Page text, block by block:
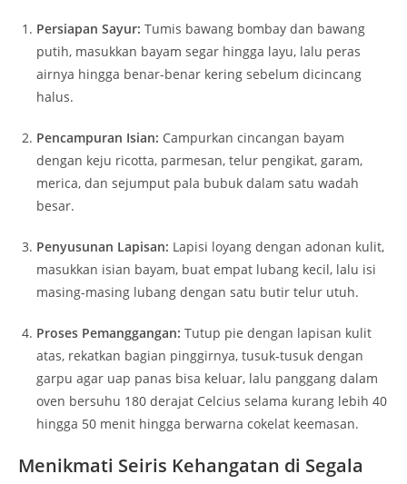
Persiapan Sayur: Tumis bawang bombay dan bawang
putih, masukkan bayam segar hingga layu, lalu peras
airnya hingga benar-benar kering sebelum dicincang
halus.
Pencampuran Isian: Campurkan cincangan bayam
dengan keju ricotta, parmesan, telur pengikat, garam,
merica, dan sejumput pala bubuk dalam satu wadah
besar.
Penyusunan Lapisan: Lapisi loyang dengan adonan kulit,
masukkan isian bayam, buat empat lubang kecil, lalu isi
masing-masing lubang dengan satu butir telur utuh.
Proses Pemanggangan: Tutup pie dengan lapisan kulit
atas, rekatkan bagian pinggirnya, tusuk-tusuk dengan
garpu agar uap panas bisa keluar, lalu panggang dalam
oven bersuhu 180 derajat Celcius selama kurang lebih 40
hingga 50 menit hingga berwarna cokelat keemasan.
Menikmati Seiris Kehangatan di Segala